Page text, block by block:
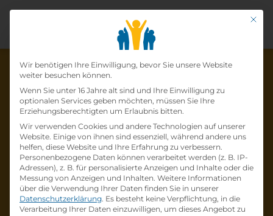
Die Lehrstelle wurde schon
besetzt!
Die LehrstelleLehre Einzelhandelskaufmann/-
frau Schwerpunkt Telekommunikation 2022
beiÖsterreichische Postist schonbesetzt
Mit
Datenschutz-
Wir benötigen Ihre Einwilligung, bevor Sie unsere Website
weiter besuchen können.
Wenn Sie unter 16 Jahre alt sind und Ihre Einwilligung zu
optionalen Services geben möchten, müssen Sie Ihre
Erziehungsberechtigten um Erlaubnis bitten.
Wir verwenden Cookies und andere Technologien auf unserer
Website. Einige von ihnen sind essenziell, während andere uns
helfen, diese Website und Ihre Erfahrung zu verbessern.
Personenbezogene Daten können verarbeitet werden (z. B. IP-
Adressen), z. B. für personalisierte Anzeigen und Inhalte oder die
Messung von Anzeigen und Inhalten. Weitere Informationen
über die Verwendung Ihrer Daten finden Sie in unserer
Datenschutzerklärung. Es besteht keine Verpflichtung, in die
Verarbeitung Ihrer Daten einzuwilligen, um dieses Angebot zu